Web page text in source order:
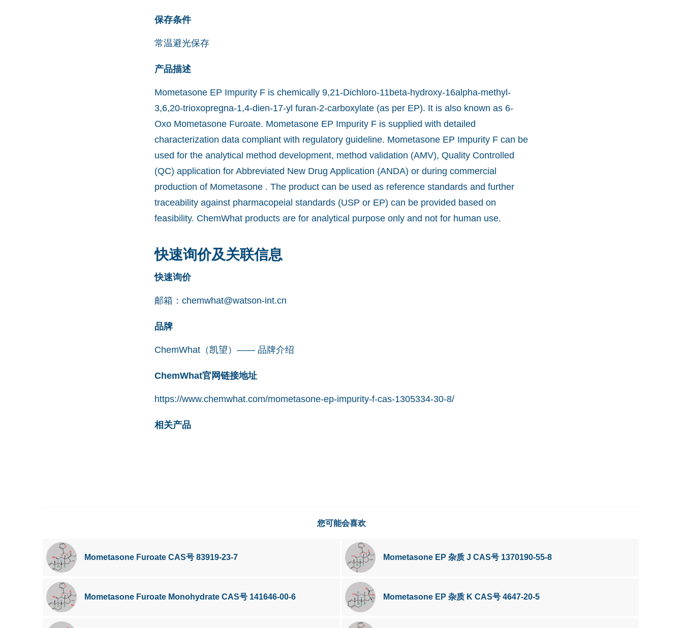
保存条件
常温避光保存
产品描述
Mometasone EP Impurity F is chemically 9,21-Dichloro-11beta-hydroxy-16alpha-methyl-
3,6,20-trioxopregna-1,4-dien-17-yl furan-2-carboxylate (as per EP). It is also known as 6-
Oxo Mometasone Furoate. Mometasone EP Impurity F is supplied with detailed
characterization data compliant with regulatory guideline. Mometasone EP Impurity F can be
used for the analytical method development, method validation (AMV), Quality Controlled
(QC) application for Abbreviated New Drug Application (ANDA) or during commercial
production of Mometasone . The product can be used as reference standards and further
traceability against pharmacopeial standards (USP or EP) can be provided based on
feasibility. ChemWhat products are for analytical purpose only and not for human use.
快速询价及关联信息
快速询价
邮箱： chemwhat@watson-int.cn
品牌
ChemWhat（凯望）—— 品牌介绍
ChemWhat官网链接地址
https://www.chemwhat.com/mometasone-ep-impurity-f-cas-1305334-30-8/
相关产品
您可能会喜欢
Mometasone Furoate CAS号 83919-23-7 Mometasone EP 杂质 J CAS号 1370190-55-8
Mometasone Furoate Monohydrate CAS号 141646-00-6 Mometasone EP 杂质 K CAS号 4647-20-5